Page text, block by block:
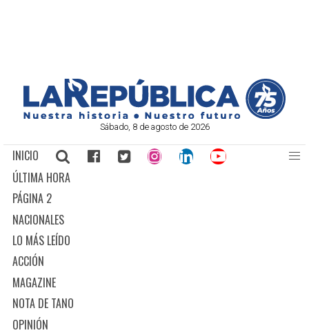
Sábado, 8 de agosto de 2026
INICIO
ÚLTIMA HORA
PÁGINA 2
NACIONALES
LO MÁS LEÍDO
ACCIÓN
MAGAZINE
NOTA DE TANO
OPINIÓN